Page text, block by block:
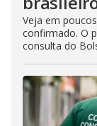
Veja em
confirmado. O
consulta do